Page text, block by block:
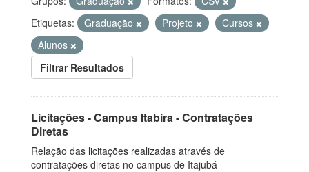
Etiquetas:
Graduação Projeto
Cursos
Alunos
Filtrar Resultados
Licitações - Campus Itabira - Contratações
Diretas
Relação das licitações realizadas através de
contratações diretas no campus de Itajubá